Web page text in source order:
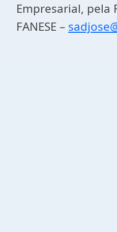
Empresarial, pela
FANESE –